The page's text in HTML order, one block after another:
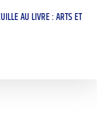
AU LIVRE : ARTS ET